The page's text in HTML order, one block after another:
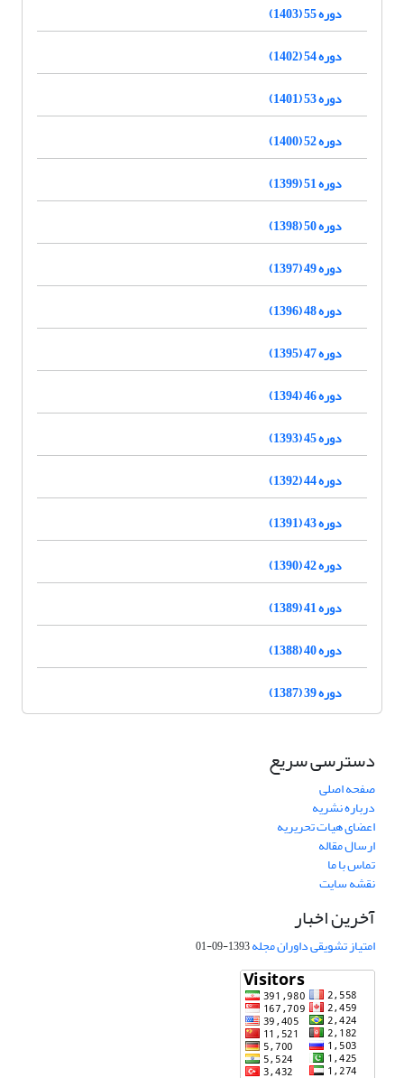
دوره 55 (1403)
دوره 54 (1402)
دوره 53 (1401)
دوره 52 (1400)
دوره 51 (1399)
دوره 50 (1398)
دوره 49 (1397)
دوره 48 (1396)
دوره 47 (1395)
دوره 46 (1394)
دوره 45 (1393)
دوره 44 (1392)
دوره 43 (1391)
دوره 42 (1390)
دوره 41 (1389)
دوره 40 (1388)
دوره 39 (1387)
دسترسی سریع
صفحه اصلی
درباره نشریه
اعضای هیات تحریریه
ارسال مقاله
تماس با ما
نقشه سایت
آخرین اخبار
امتیاز تشویقی داوران مجله1393-09-01